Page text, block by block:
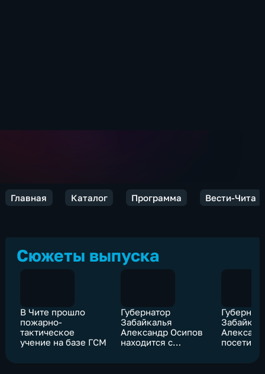
Главная Каталог Программа Вести-Чита
Сюжеты выпуска
В Чите прошло
пожарно-
тактическое
учение на базе ГСМ
Губернатор
Забайкалья
Александр Осипов
находится с
посетил